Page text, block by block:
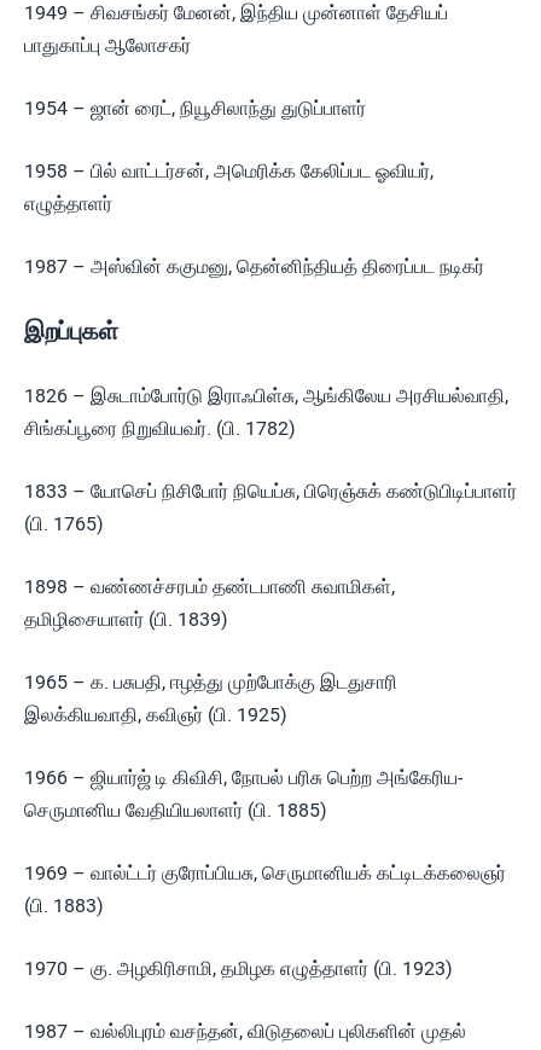
1949 – சிவசங்கர் மேனன், இந்திய முன்னாள் தேசியப்
பாதுகாப்பு ஆலோசகர்
1954 – ஜான் ரைட், நியூசிலாந்து துடுப்பாளர்
1958 – பில் வாட்டர்சன், அமெரிக்க கேலிப்பட ஓவியர்,
எழுத்தாளர்
1987 – அஸ்வின் ககுமனு, தென்னிந்தியத் திரைப்பட நடிகர்
இறப்புகள்
1826 – இசுடாம்போர்டு இராஃபிள்சு, ஆங்கிலேய அரசியல்வாதி,
சிங்கப்பூரை நிறுவியவர். (பி. 1782)
1833 – யோசெப் நிசிபோர் நியெப்சு, பிரெஞ்சுக் கண்டுபிடிப்பாளர்
(பி. 1765)
1898 – வண்ணச்சரபம் தண்டபாணி சுவாமிகள்,
தமிழிசையாளர் (பி. 1839)
1965 – க. பசுபதி, ஈழத்து முற்போக்கு இடதுசாரி
இலக்கியவாதி, கவிஞர் (பி. 1925)
1966 – ஜியார்ஜ் டி கிவிசி, நோபல் பரிசு பெற்ற அங்கேரிய-
செருமானிய வேதியியலாளர் (பி. 1885)
1969 – வால்ட்டர் குரோப்பியசு, செருமானியக் கட்டிடக்கலைஞர்
(பி. 1883)
1970 – கு. அழகிரிசாமி, தமிழக எழுத்தாளர் (பி. 1923)
1987 – வல்லிபுரம் வசந்தன், விடுதலைப் புலிகளின் முதல்